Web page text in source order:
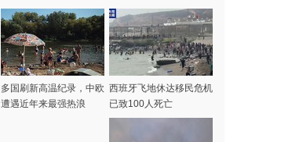
多国刷新高温纪录，中欧
遭遇近年来最强热浪
西班牙飞地休达移民危机
已致100人死亡